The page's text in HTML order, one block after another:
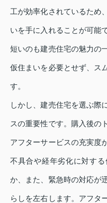
工が効率化されているため
いを手に入れることが可能
短いのも建売住宅の魅力の
仮住まいを必要とせず、ス
す。
しかし、建売住宅を選ぶ際
スの重要性です。購入後の
アフターサービスの充実度
不具合や経年劣化に対す
か、また、緊急時の対応が
らしを左右します。アフタ